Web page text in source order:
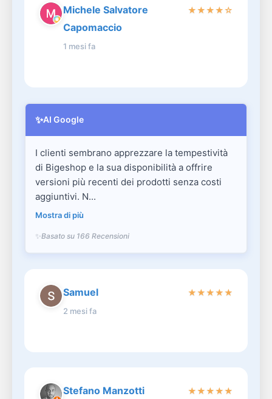
Michele Salvatore
Capomaccio
1 mesi fa
★★★★☆
✨AI Google
I clienti sembrano apprezzare la tempestività
di Bigeshop e la sua disponibilità a offrire
versioni più recenti dei prodotti senza costi
aggiuntivi. N...
Mostra di più
Basato su 166 Recensioni
Samuel
2 mesi fa
★★★★★
Stefano Manzotti ★★★★★